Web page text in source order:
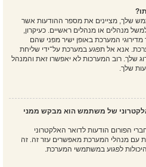
שלך, מציינים את מספר ההודעות אשר
מנהלים או מנהלים ראשיים. כעיקרון,
המערכת באופן ישיר מפני שהם
אנא אל תפגע במערכת על־ידי שליחת
שלך. רוב המערכות לא יאפשרו זאת והמנהל
שלך.
של משתמש הוא מבקש ממני
הפורום הודעות לדואר האלקטרוני
עם מנהלי המערכת מאפשרים עזר זה. זה
לפגוע במשתמשי המערכת.